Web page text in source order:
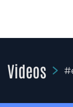
Videos